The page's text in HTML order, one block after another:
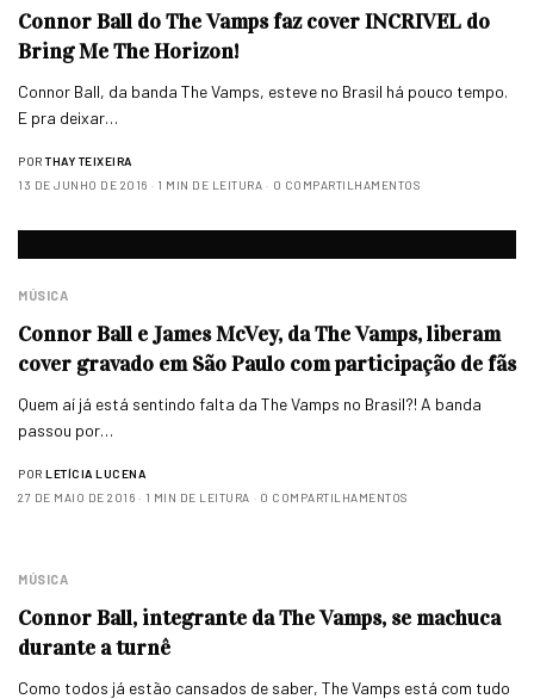
Connor Ball do The Vamps faz cover INCRIVEL do
Bring Me The Horizon!
Connor Ball, da banda The Vamps, esteve no Brasil há pouco tempo.
E pra deixar…
POR THAY TEIXEIRA
13 DE JUNHO DE 2016
1 MIN DE LEITURA 0 COMPARTILHAMENTOS
MÚSICA
Connor Ball e James McVey, da The Vamps, liberam
cover gravado em São Paulo com participação de fãs
Quem aí já está sentindo falta da The Vamps no Brasil?! A banda
passou por…
POR LETÍCIA LUCENA
27 DE MAIO DE 2016
1 MIN DE LEITURA 0 COMPARTILHAMENTOS
MÚSICA
Connor Ball, integrante da The Vamps, se machuca
durante a turnê
Como todos já estão cansados de saber, The Vamps está com tudo